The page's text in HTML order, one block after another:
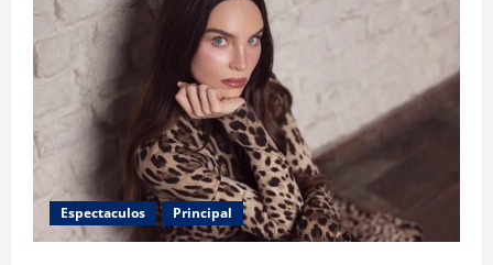
Espectaculos Principal